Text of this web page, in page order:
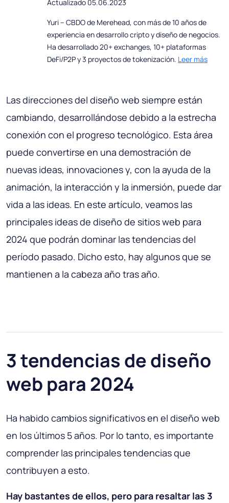
Actualizado 05.06.2023
Yuri – CBDO de Merehead, con más de 10 años de
experiencia en desarrollo cripto y diseño de negocios.
Ha desarrollado 20+ exchanges, 10+ plataformas
DeFi/P2P y 3 proyectos de tokenización. Leer más
Las direcciones del diseño web siempre están
cambiando, desarrollándose debido a la estrecha
conexión con el progreso tecnológico. Esta área
puede convertirse en una demostración de
nuevas ideas, innovaciones y, con la ayuda de la
animación, la interacción y la inmersión, puede dar
vida a las ideas. En este artículo, veamos las
principales ideas de diseño de sitios web para
2024 que podrán dominar las tendencias del
período pasado. Dicho esto, hay algunos que se
mantienen a la cabeza año tras año.
3 tendencias de diseño
web para 2024
Ha habido cambios significativos en el diseño web
en los últimos 5 años. Por lo tanto, es importante
comprender las principales tendencias que
contribuyen a esto.
Hay bastantes de ellos, pero para resaltar las 3